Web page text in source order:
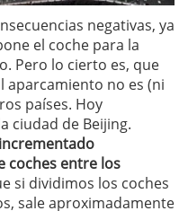
negativas, ya
el coche para la
Pero lo cierto es, que
aparcamiento no es (ni
países. Hoy
ciudad de Beijing.
incrementado
coches entre los
si dividimos los coches
sale aproximadamente